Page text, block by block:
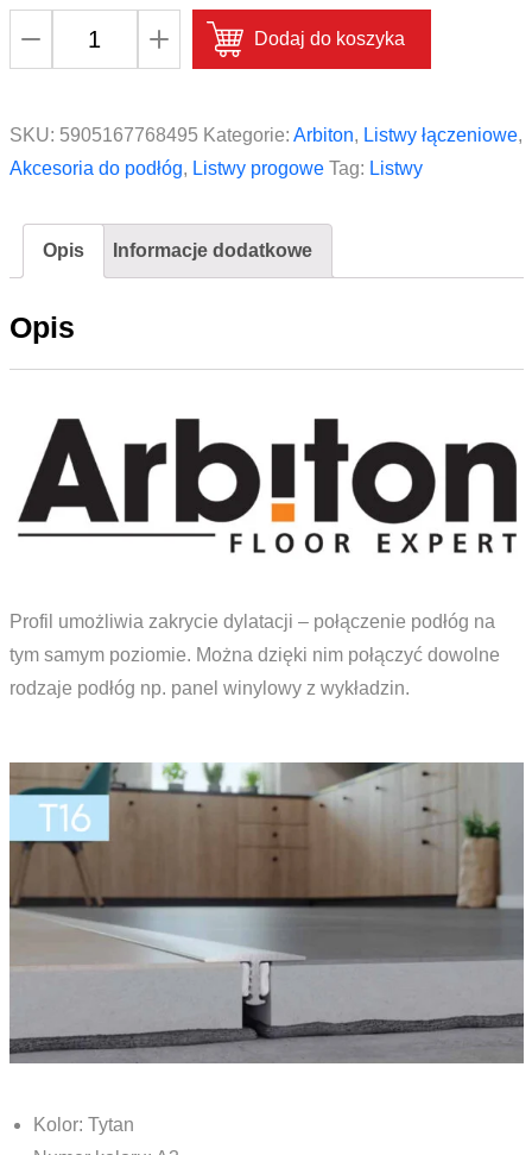
Arbiton
T16
A3
Tytan
cm
Dodaj do koszyka
SKU: 5905167768495 Kategorie: Arbiton, Listwy łączeniowe,
Akcesoria do podłóg, Listwy progowe Tag: Listwy
Opis Informacje dodatkowe
Opis
Profil umożliwia zakrycie dylatacji – połączenie podłóg na
tym samym poziomie. Można dzięki nim połączyć dowolne
rodzaje podłóg np. panel winylowy z wykładzin.
Kolor: Tytan